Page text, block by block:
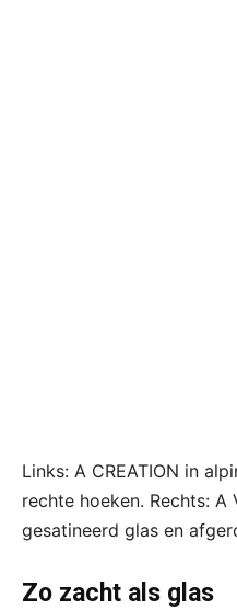
Links: A CREATION in
rechte hoeken. Rechts: A
gesatineerd glas en
Zo zacht als glas